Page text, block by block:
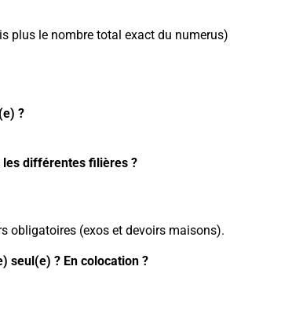
plus le nombre total exact du numerus)
?
les différentes filières ?
obligatoires (exos et devoirs maisons).
seul(e) ? En colocation ?